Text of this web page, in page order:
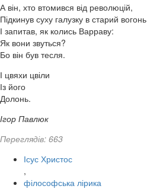
А він, хто втомився від революцій,
Підкинув суху галузку в старий вогонь
І запитав, як колись Варраву:
Як вони звуться?
Бо він був тесля.
І цвяхи цвіли
Із його
Долонь.
Ігор Павлюк
Переглядів: 663
Ісус Христос
,
філософська лірика